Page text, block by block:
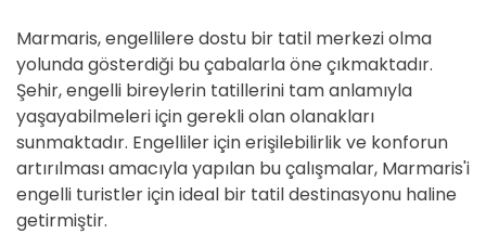
Marmaris, engellilere dostu bir tatil merkezi olma
yolunda gösterdiği bu çabalarla öne çıkmaktadır.
Şehir, engelli bireylerin tatillerini tam anlamıyla
yaşayabilmeleri için gerekli olan olanakları
sunmaktadır. Engelliler için erişilebilirlik ve konforun
artırılması amacıyla yapılan bu çalışmalar, Marmaris'i
engelli turistler için ideal bir tatil destinasyonu haline
getirmiştir.